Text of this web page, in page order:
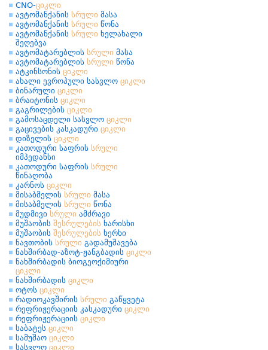
CNO-ციკლი
ავტომანქანის სრული მასა
ავტომანქანის სრული წონა
ავტომანქანის სრული ხელახალი
შეღებვა
ავტომატარებლის სრული მასა
ავტომატარებლის სრული წონა
ატკინსონის ციკლი
ახალი ევროპული სასვლო ციკლი
ბინარული ციკლი
ბრაიტონის ციკლი
გაგრილების ციკლი
გამოსაცდელი სასვლო ციკლი
გაცივების კასკადური ციკლი
დიზელის ციკლი
კათოდური საფრის სრული
იმპედანსი
კათოდური საფრის სრული
წინაღობა
კარნოს ციკლი
მისაბმელის სრული მასა
მისაბმელის სრული წონა
მუდმივი სრული ამძრავი
მუშაობის შესრულების ხარისხი
მუშაობის შესრულების ხერხი
ნავთობის სრული გადამუშავება
ნახშირბად-აზოტ-ჟანგბადის ციკლი
ნახშირბადის ბიოგეოქიმიური
ციკლი
ნახშირბადის ციკლი
ოტოს ციკლი
რადიოკავშირის სრული გაწყვეტა
რეფრიჟერაციის კასკადური ციკლი
რეფრიჟერაციის ციკლი
საბატეს ციკლი
სამუშაო ციკლი
სასვლო ციკლი